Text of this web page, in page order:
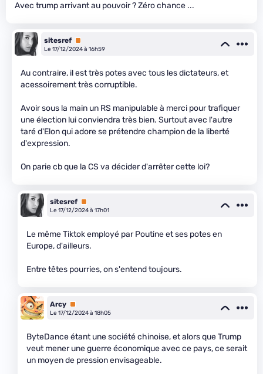
Avec trump arrivant au pouvoir ? Zéro chance ...
sitesref Premium
Le 17/12/2024 à 16h59
Au contraire, il est très potes avec tous les dictateurs, et
acessoirement très corruptible.
Avoir sous la main un RS manipulable à merci pour trafiquer
une élection lui conviendra très bien. Surtout avec l'autre
taré d'Elon qui adore se prétendre champion de la liberté
d'expression.
On parie cb que la CS va décider d'arrêter cette loi?
sitesref Premium
Le 17/12/2024 à 17h01
Le même Tiktok employé par Poutine et ses potes en
Europe, d'ailleurs.
Entre têtes pourries, on s'entend toujours.
Arcy Premium
Le 17/12/2024 à 18h05
ByteDance étant une société chinoise, et alors que Trump
veut mener une guerre économique avec ce pays, ce serait
un moyen de pression envisageable.